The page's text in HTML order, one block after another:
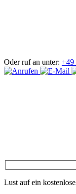
Oder ruf an unter: +49
Lust auf ein